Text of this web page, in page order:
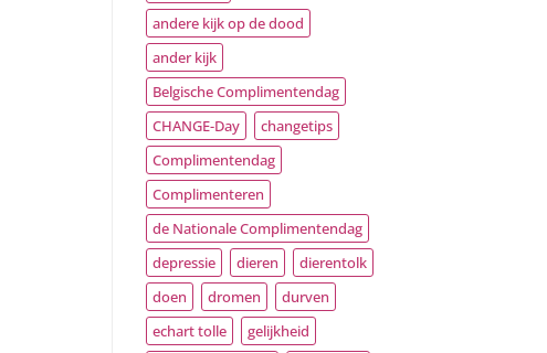
andere kijk op de dood
ander kijk
Belgische Complimentendag
CHANGE-Day
changetips
Complimentendag
Complimenteren
de Nationale Complimentendag
depressie
dieren
dierentolk
doen
dromen
durven
echart tolle
gelijkheid